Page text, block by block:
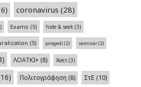
coronavirus (28)
Exams (5) hide & seek (3)
(5) progedi (2) seminar(2)
ΛΟΑΤΚΙ+ (8) Άσετ (3)
Πολιτογράφηση (8) ΣτΕ (10)